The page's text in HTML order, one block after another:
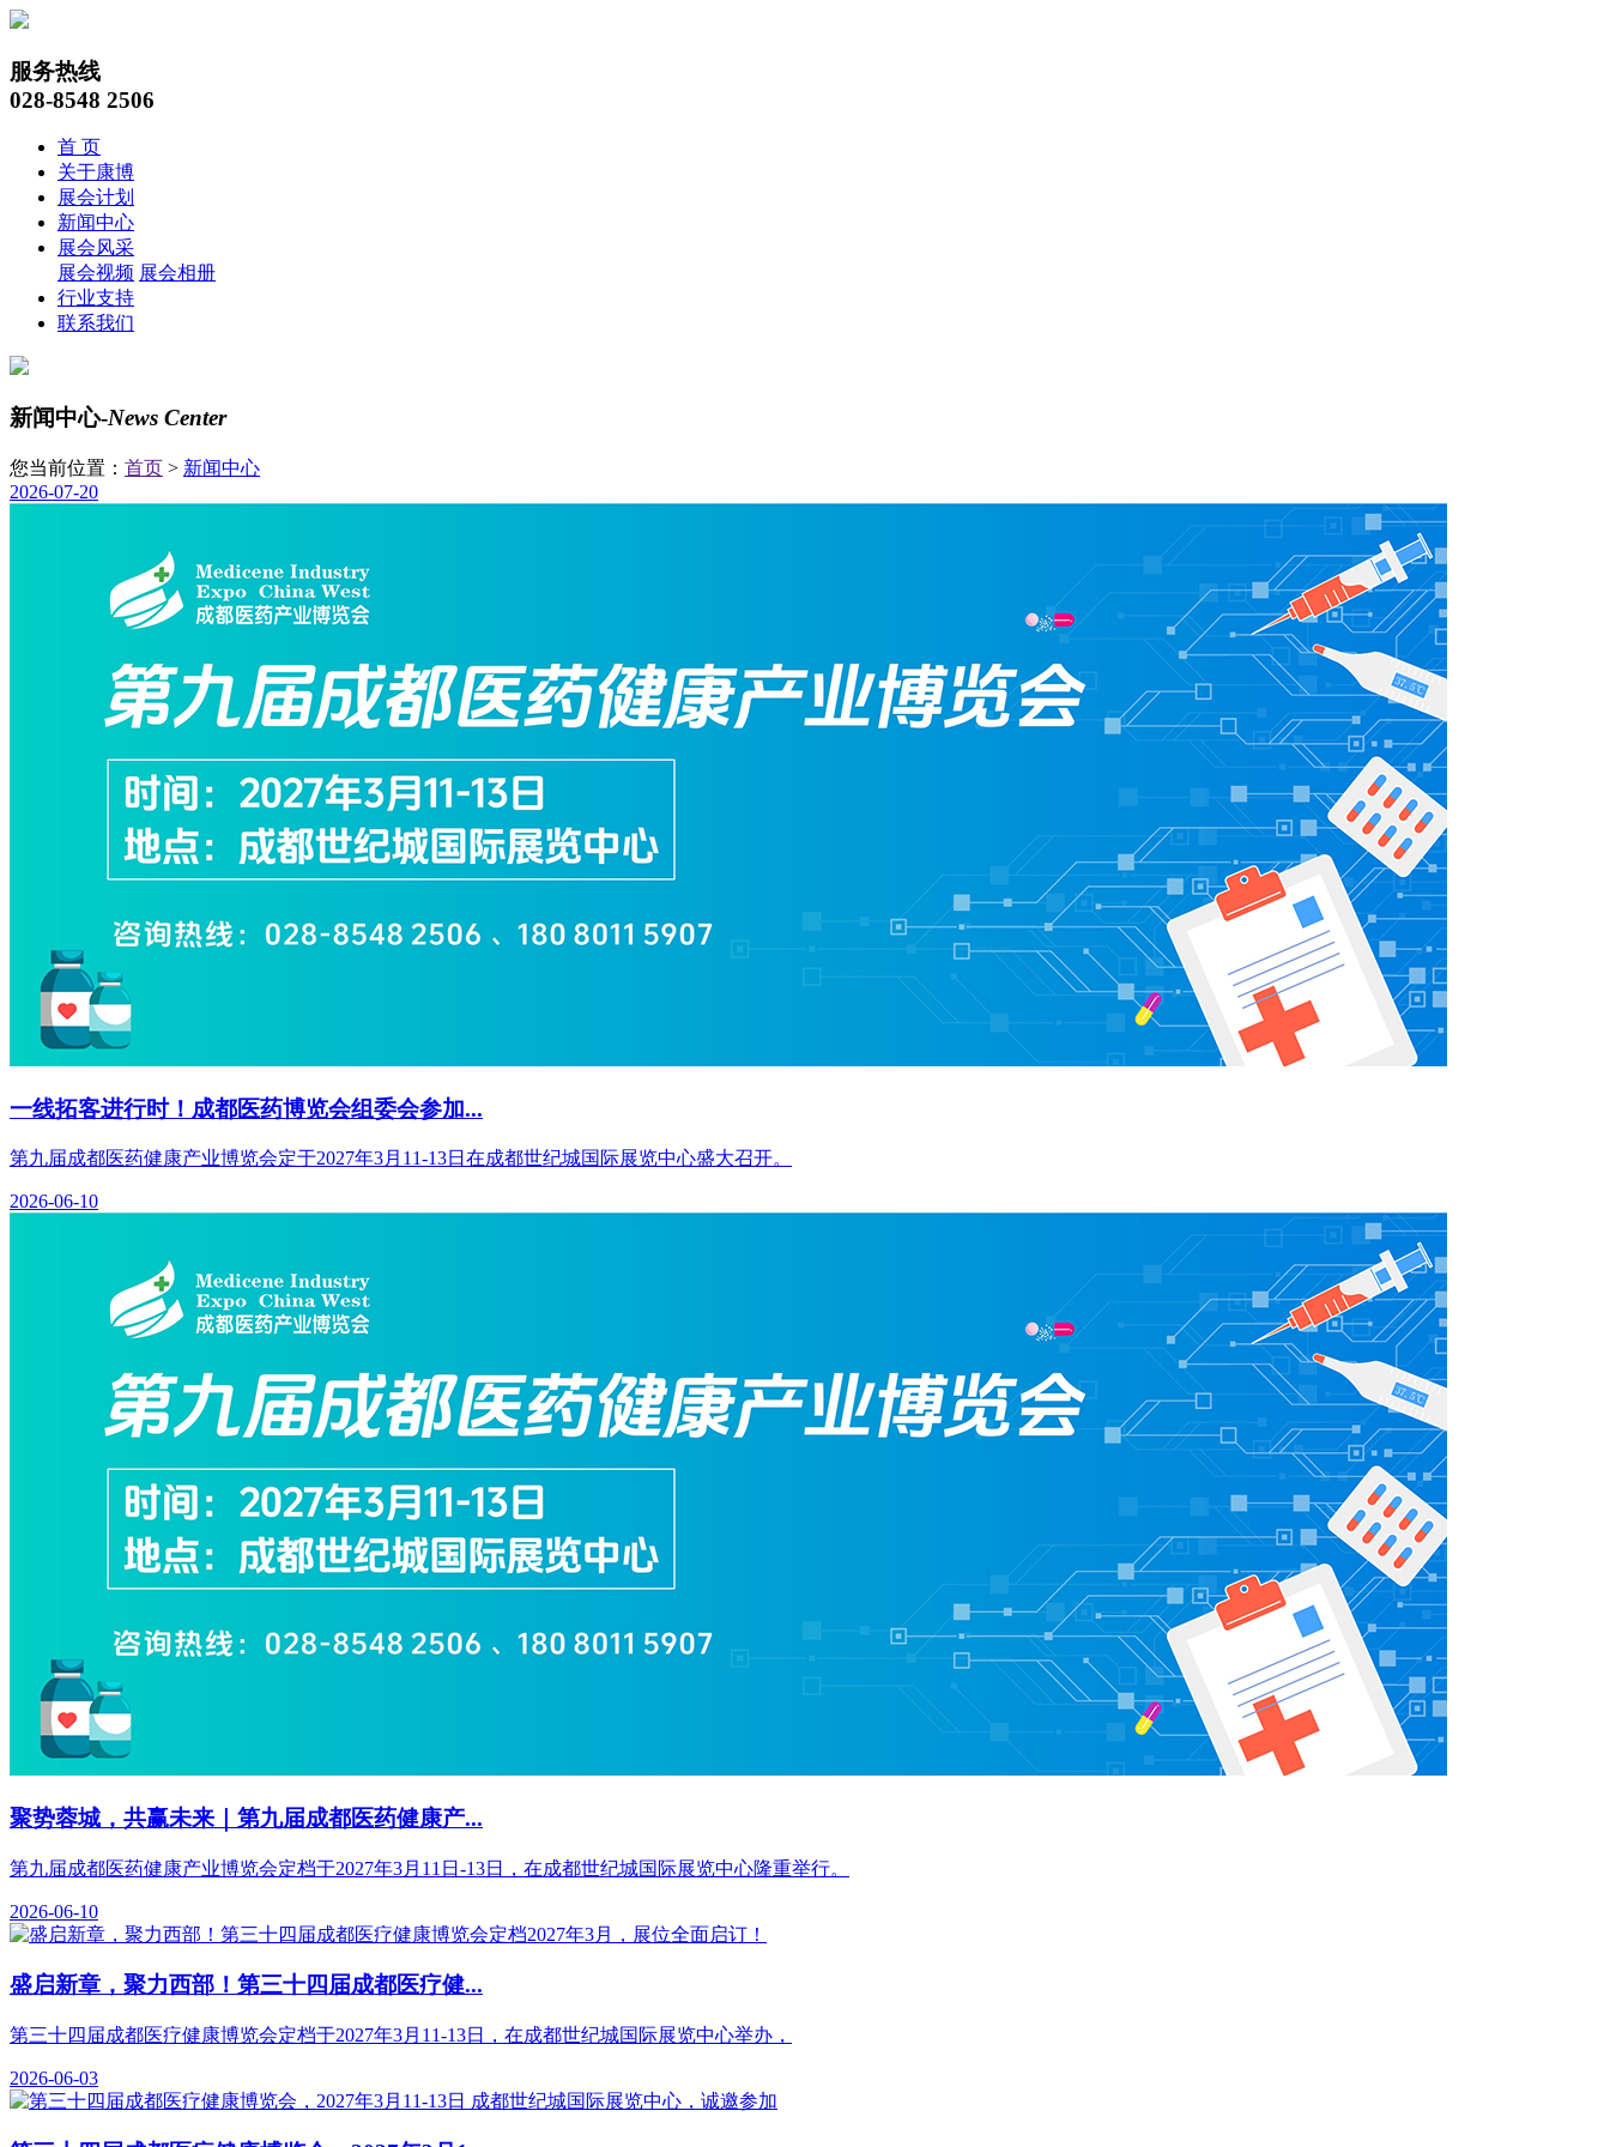
服务热线
028-8548 2506
首 页
关于康博
展会计划
新闻中心
展会风采
展会视频 展会相册
行业支持
联系我们
新闻中心-News Center
您当前位置： 首页 > 新闻中心
2026-07-20
一线拓客进行时！成都医药博览会组委会参加...
第九届成都医药健康产业博览会定于2027年3月11-13日在成都世纪城国际展览中心盛大召开。
2026-06-10
聚势蓉城，共赢未来｜第九届成都医药健康产...
第九届成都医药健康产业博览会定档于2027年3月11日-13日，在成都世纪城国际展览中心隆重举行。
2026-06-10
盛启新章，聚力西部！第三十四届成都医疗健...
第三十四届成都医疗健康博览会定档于2027年3月11-13日，在成都世纪城国际展览中心举办，
2026-06-03